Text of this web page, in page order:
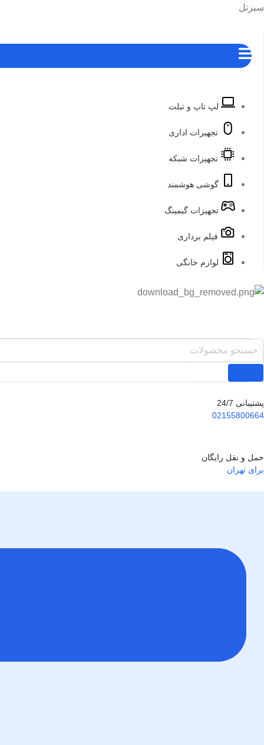
پرش
سبزتل
لپ تاپ و تبلت
تجهیزات اداری
تجهیزات شبکه
گوشی هوشمند
تجهیزات گیمینگ
فیلم برداری
لوازم خانگی
پشتیبانی 24/7
02155800664
حمل و نقل رایگان
برای تهران
فهرست